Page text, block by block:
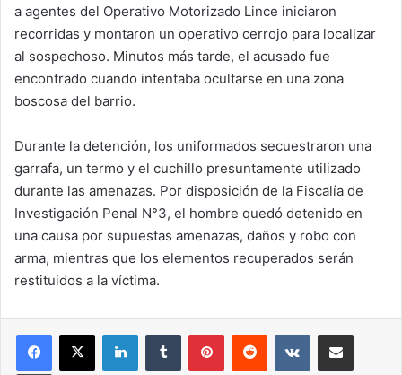
a agentes del Operativo Motorizado Lince iniciaron
recorridas y montaron un operativo cerrojo para localizar
al sospechoso. Minutos más tarde, el acusado fue
encontrado cuando intentaba ocultarse en una zona
boscosa del barrio.
Durante la detención, los uniformados secuestraron una
garrafa, un termo y el cuchillo presuntamente utilizado
durante las amenazas. Por disposición de la Fiscalía de
Investigación Penal N°3, el hombre quedó detenido en
una causa por supuestas amenazas, daños y robo con
arma, mientras que los elementos recuperados serán
restituidos a la víctima.